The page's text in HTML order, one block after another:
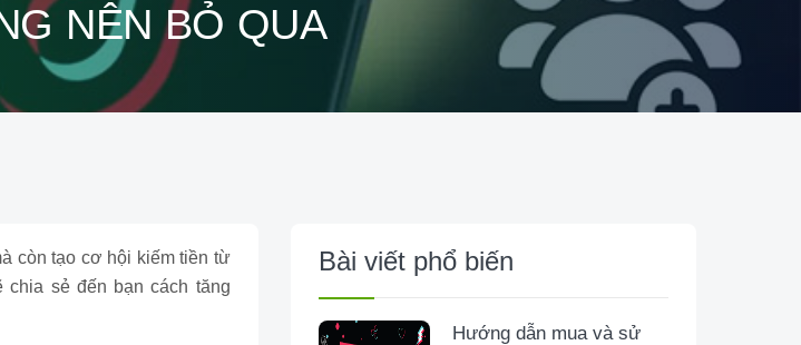
NÊN BỎ QUA
còn tạo cơ hội kiếm tiền từ
sẻ đến bạn cách tăng
Bài viết phổ biến
Hướng dẫn mua và sử